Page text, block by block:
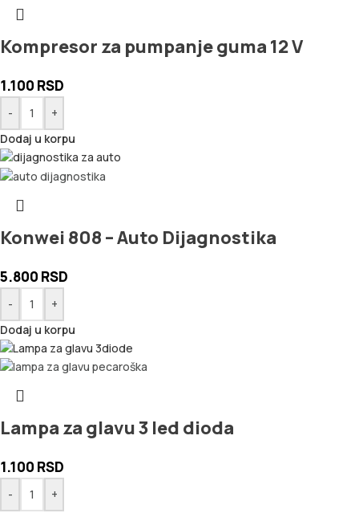
Kompresor za pumpanje guma 12 V
1.100 RSD
-
+
Dodaj u korpu
Konwei 808 – Auto Dijagnostika
5.800 RSD
-
+
Dodaj u korpu
Lampa za glavu 3 led dioda
1.100 RSD
-
+